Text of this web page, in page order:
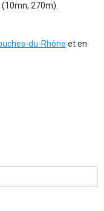
270m).
du-Rhône et en